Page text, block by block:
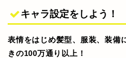
キャラ設定をしよう！
表情をはじめ髪型、服装、装備
きの100万通り以上！